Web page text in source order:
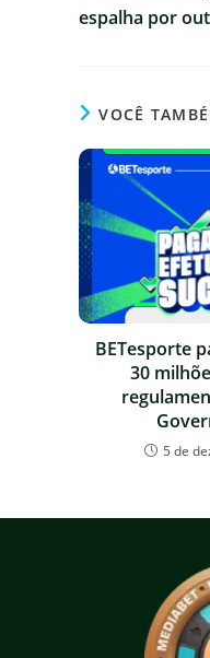
espalha por
VOCÊ
BETesporte
30
5 de